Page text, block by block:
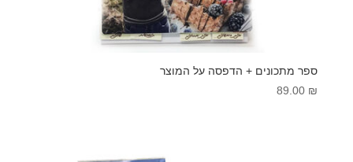
ספר מתכונים + הדפסה על המוצר
89.00 ₪